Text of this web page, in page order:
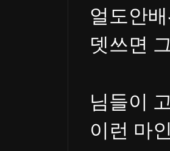
얼도안
뎃쓰면
님들이
이런 마